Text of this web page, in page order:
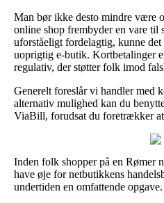
Man bør ikke desto mindre være
online shop frembyder en vare til
uforståeligt fordelagtig, kunne
uoprigtig e-butik. Kortbetalinger
regulativ, der støtter folk imod
Generelt foreslår vi handler med
alternativ mulighed kan du
ViaBill, forudsat du foretrækker
Inden folk shopper på en Rømer
have øje for netbutikkens
undertiden en omfattende opgave.